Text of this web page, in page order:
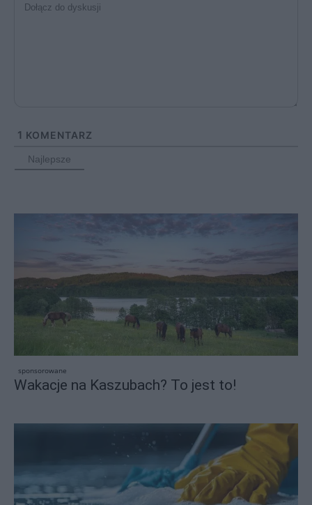
1 KOMENTARZ
Najlepsze
sponsorowane
Wakacje na Kaszubach? To jest to!